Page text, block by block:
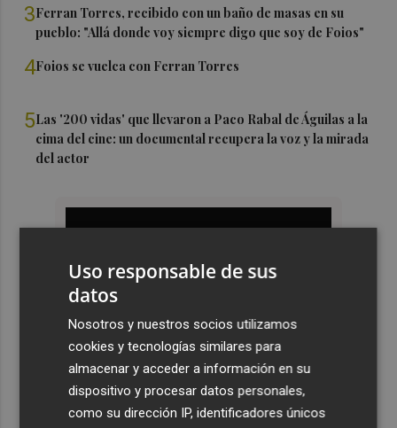
3Ferran Torres, recibido con un baño de masas en su
pueblo: "Allá donde voy siempre digo que soy de Foios"
4Foios se vuelca con Ferran Torres
5Las '200 vidas' que llevaron a Paco Rabal de Águilas a la
cima del cine: un documental recupera la voz y la mirada
del actor
Uso responsable de sus
datos
Nosotros y nuestros socios utilizamos
cookies y tecnologías similares para
almacenar y acceder a información en su
dispositivo y procesar datos personales,
como su dirección IP, identificadores únicos